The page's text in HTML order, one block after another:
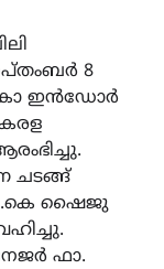
8
ഇൻഡോർ
ചടങ്ങ്
ഷൈജു
ഫാ.